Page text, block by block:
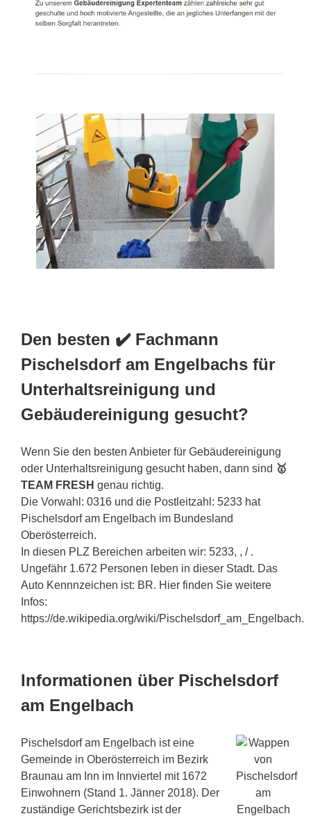
Den besten ✔️ Fachmann
Pischelsdorf am Engelbachs für
Unterhaltsreinigung und
Gebäudereinigung gesucht?
Wenn Sie den besten Anbieter für Gebäudereinigung
oder Unterhaltsreinigung gesucht haben, dann sind 🥇
TEAM FRESH genau richtig.
Die Vorwahl: 0316 und die Postleitzahl: 5233 hat
Pischelsdorf am Engelbach im Bundesland
Oberösterreich.
In diesen PLZ Bereichen arbeiten wir: 5233, , / .
Ungefähr 1.672 Personen leben in dieser Stadt. Das
Auto Kennnzeichen ist: BR. Hier finden Sie weitere
Infos:
https://de.wikipedia.org/wiki/Pischelsdorf_am_Engelbach.
Informationen über Pischelsdorf
am Engelbach
Pischelsdorf am Engelbach ist eine
Gemeinde in Oberösterreich im Bezirk
Braunau am Inn im Innviertel mit 1672
Einwohnern (Stand 1. Jänner 2018). Der
zuständige Gerichtsbezirk ist der